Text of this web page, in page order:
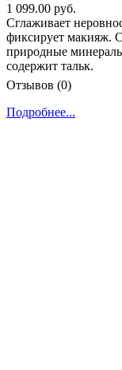
1 099.00 руб.
Сглаживает
фиксирует макияж.
природные
содержит тальк.
Отзывов (0)
Подробнее...